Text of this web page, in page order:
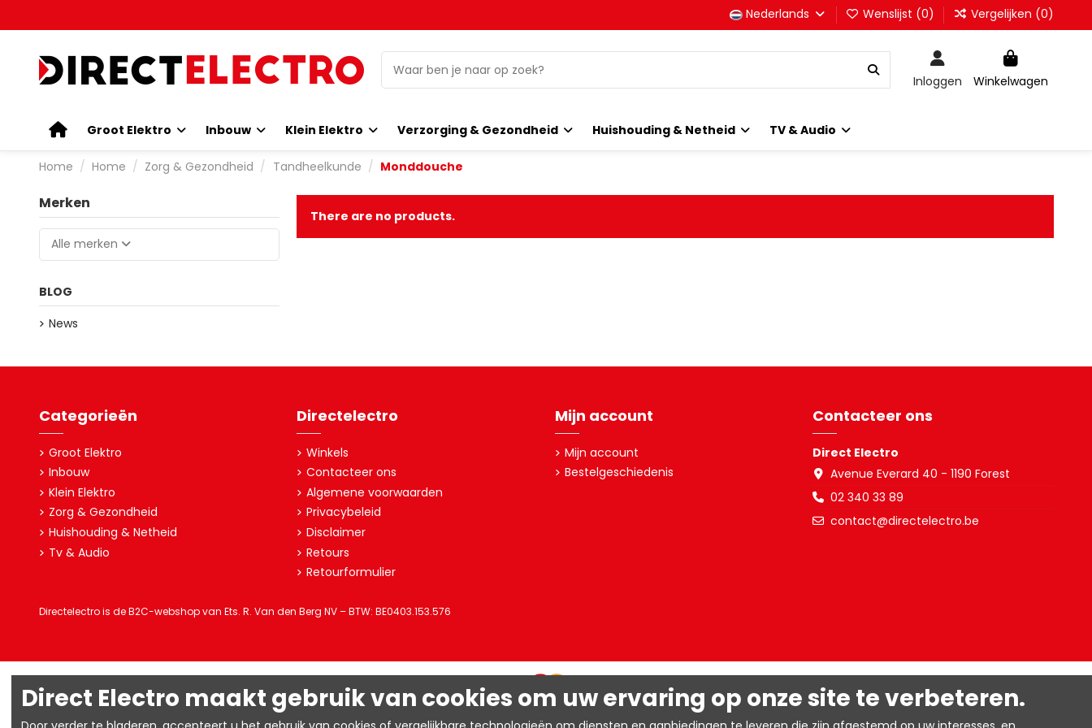
Nederlands Wenslijst (0) Vergelijken (0)
Inloggen Winkelwagen
Groot Elektro Inbouw Klein Elektro Verzorging & Gezondheid Huishouding & Netheid TV & Audio
Home Home Zorg & Gezondheid Tandheelkunde Monddouche
There are no products.
Merken
Alle merken
BLOG
News
Categorieën
Groot Elektro
Inbouw
Klein Elektro
Zorg & Gezondheid
Huishouding & Netheid
Tv & Audio
Directelectro
Winkels
Contacteer ons
Algemene voorwaarden
Privacybeleid
Disclaimer
Retours
Retourformulier
Mijn account
Mijn account
Bestelgeschiedenis
Contacteer ons
Direct Electro
Avenue Everard 40 - 1190 Forest
02 340 33 89
contact@directelectro.be
Directelectro is de B2C-webshop van Ets. R. Van den Berg NV – BTW: BE0403.153.576
Direct Electro maakt gebruik van cookies om uw ervaring op onze site te verbeteren.